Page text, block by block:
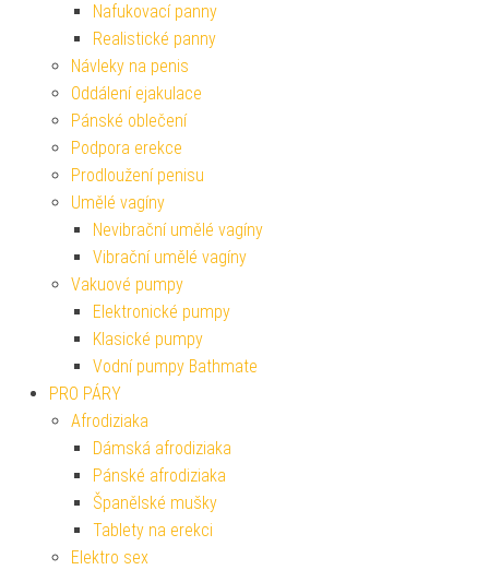
Nafukovací panny
Realistické panny
Návleky na penis
Oddálení ejakulace
Pánské oblečení
Podpora erekce
Prodloužení penisu
Umělé vagíny
Nevibrační umělé vagíny
Vibrační umělé vagíny
Vakuové pumpy
Elektronické pumpy
Klasické pumpy
Vodní pumpy Bathmate
PRO PÁRY
Afrodiziaka
Dámská afrodiziaka
Pánské afrodiziaka
Španělské mušky
Tablety na erekci
Elektro sex